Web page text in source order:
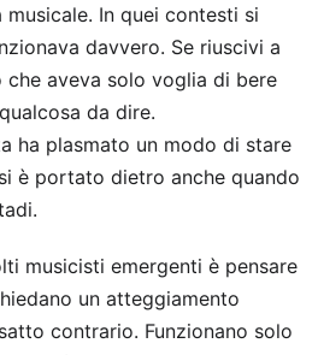
In quei contesti si
davvero. Se riuscivi a
aveva solo voglia di bere
da dire.
ha plasmato un modo di stare
è portato dietro anche quando
musicisti emergenti è pensare
un atteggiamento
contrario. Funzionano solo